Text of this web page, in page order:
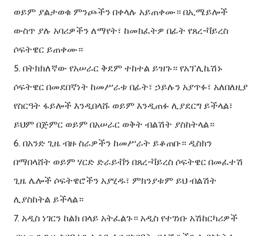
ወይም ያልታወቁ ምንጮችን በቀላሉ አይጠቀሙ። በኢሜይሎች
ውስጥ ያሉ አባሪዎችን ለማየት፣ ከመክፈትዎ በፊት የጸረ-ቫይረስ
ሶፍትዌር ይጠቀሙ።
5. በትክክለኛው የአሠራር ቅደም ተከተል ይዝጉ። የአፕሊኬሽኑ
ሶፍትዌር በመደበኛነት ከመሥራቱ በፊት፣ ኃይሉን አያጥፉ፣ አለበለዚያ
የስርዓት ፋይሎች እንዲበላሹ ወይም እንዲጠፉ ሊያደርግ ይችላል፣
ይህም በጅምር ወይም በአሠራር ወቅት ብልሽት ያስከትላል።
6. በአንድ ጊዜ ብዙ ስራዎችን ከመሥራት ይቆጠቡ። ዲስክን
በማበላሸት ወይም ሃርድ ድራይቭን በጸረ-ቫይረስ ሶፍትዌር በመፈተሽ
ጊዜ ሌሎች ሶፍትዌሮችን አያሂዱ፣ ምክንያቱም ይህ ብልሽት
ሊያስከትል ይችላል።
7. አዲስ ነገርን ከልክ በላይ አትፈልጉ። አዲስ የተገነቡ አሽከርካሪዎች